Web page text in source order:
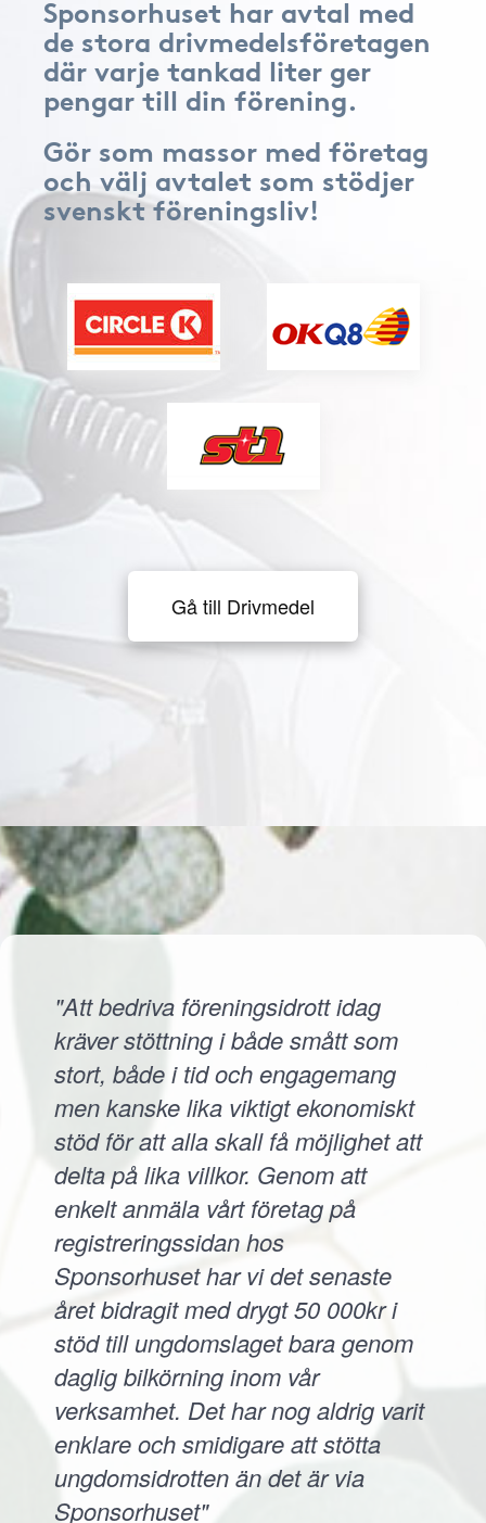
Sponsorhuset har avtal med
de stora drivmedelsföretagen
där varje tankad liter ger
pengar till din förening.
Gör som massor med företag
och välj avtalet som stödjer
svenskt föreningsliv!
Gå till Drivmedel
"Att bedriva föreningsidrott idag
kräver stöttning i både smått som
stort, både i tid och engagemang
men kanske lika viktigt ekonomiskt
stöd för att alla skall få möjlighet att
delta på lika villkor. Genom att
enkelt anmäla vårt företag på
registreringssidan hos
Sponsorhuset har vi det senaste
året bidragit med drygt 50 000kr i
stöd till ungdomslaget bara genom
daglig bilkörning inom vår
verksamhet. Det har nog aldrig varit
enklare och smidigare att stötta
ungdomsidrotten än det är via
Sponsorhuset"